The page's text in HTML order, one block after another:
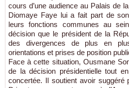
cours d’une audience au Palais de
Diomaye Faye lui a fait part de
leurs fonctions communes au
décision que le président de la
des divergences de plus en
orientations et prises de position
Face à cette situation, Ousmane
de la décision présidentielle tout
concertée. Il soutient avoir suggéré